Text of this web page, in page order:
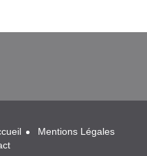
Mentions Légales